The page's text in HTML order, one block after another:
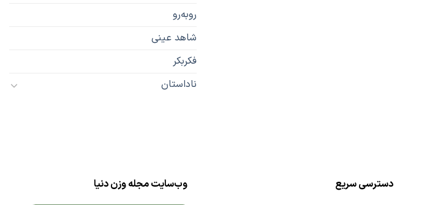
رو‌به‌رو
شاهد عینی
فکربکر
ناداستان
دسترسی سریع وب‌سایت مجله وزن دنیا